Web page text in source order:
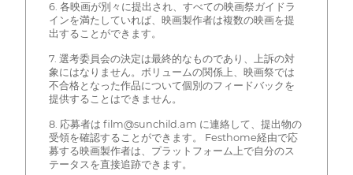
6. 各映画が別々に提出され、すべての映画祭ガイドラ
インを満たしていれば、映画製作者は複数の映画を提
出することができます。
7. 選考委員会の決定は最終的なものであり、上訴の対
象にはなりません。ボリュームの関係上、映画祭では
不合格となった作品について個別のフィードバックを
提供することはできません。
8. 応募者は film@sunchild.am に連絡して、提出物の
受領を確認することができます。 Festhome経由で応
募する映画製作者は、プラットフォーム上で自分のス
テータスを直接追跡できます。